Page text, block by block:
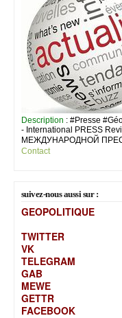
Description : #Presse
- International PRESS
МЕЖДУНАРОДНОЙ
Contact
suivez-nous aussi sur :
GEOPOLITIQUE
TWITTER
VK
TELEGRAM
GAB
MEWE
GETTR
FACEBOOK